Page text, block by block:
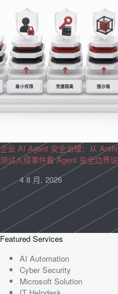
企业 AI Agent 安全治理：从
测试入侵事件看 Agent 安全边界
4 8 月, 2026
Featured Services
AI Automation
Cyber Security
Microsoft Solution